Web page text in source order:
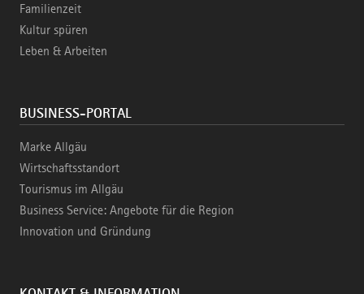
Familienzeit
Kultur spüren
Leben & Arbeiten
BUSINESS-PORTAL
Marke Allgäu
Wirtschaftsstandort
Tourismus im Allgäu
Business Service: Angebote für die Region
Innovation und Gründung